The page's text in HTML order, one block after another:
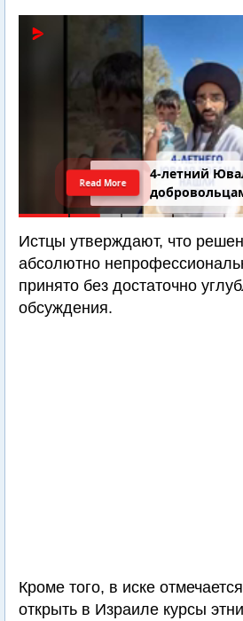
4-летний
Read More
Истцы утверждают, что
абсолютно
принято без достаточно
обсуждения.
Кроме того, в иске
открыть в Израиле курсы